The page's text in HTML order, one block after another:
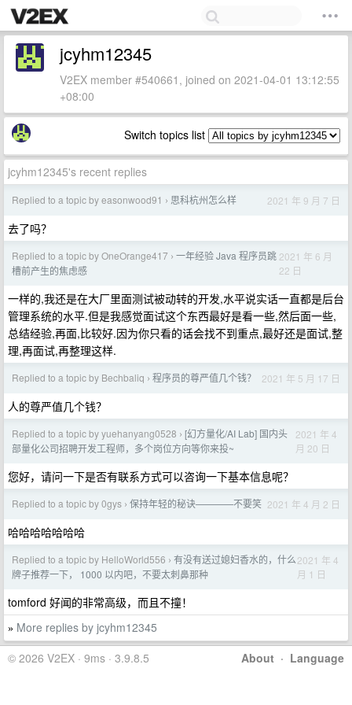
jcyhm12345
V2EX member #540661, joined on 2021-04-01 13:12:55
+08:00
Switch topics list
jcyhm12345's recent replies
Replied to a topic by easonwood91 › 思科杭州怎么样 2021 年 9 月 7 日
去了吗？
Replied to a topic by OneOrange417 › 一年经验 Java 程序员跳
槽前产生的焦虑感
2021 年 6 月
22 日
一样的,我还是在大厂里面测试被动转的开发,水平说实话一直都是后台
管理系统的水平.但是我感觉面试这个东西最好是看一些,然后面一些,
总结经验,再面,比较好.因为你只看的话会找不到重点,最好还是面试,整
理,再面试,再整理这样.
Replied to a topic by Bechbaliq › 程序员的尊严值几个钱？ 2021 年 5 月 17 日
人的尊严值几个钱？
Replied to a topic by yuehanyang0528 › [幻方量化/AI Lab] 国内头
部量化公司招聘开发工程师，多个岗位方向等你来投~
2021 年 4
月 20 日
您好，请问一下是否有联系方式可以咨询一下基本信息呢？
Replied to a topic by 0gys › 保持年轻的秘诀————不要笑 2021 年 4 月 2 日
哈哈哈哈哈哈哈
Replied to a topic by HelloWorld556 › 有没有送过媳妇香水的，什么
牌子推荐一下， 1000 以内吧，不要太刺鼻那种
2021 年 4
月 1 日
tomford 好闻的非常高级，而且不撞！
» More replies by jcyhm12345
About · Language
© 2026 V2EX · 9ms · 3.9.8.5